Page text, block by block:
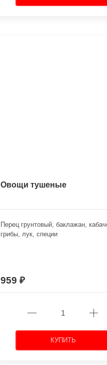
Овощи тушеные
Перец грунтовый, баклажан,
грибы, лук, специи
959
КУПИТЬ